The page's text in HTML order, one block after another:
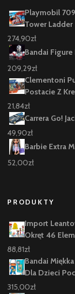
Playmobil
Tower Ladder
274,90zł
Bandai Figure
209,29zł
Clementoni
Postacie Z
21,84zł
Carrera Go!
49,90zł
Barbie Extra
52,00zł
PRODUKTY
Import
Okręt 46
88,81zł
Bandai
Dla Dzieci
315,00zł